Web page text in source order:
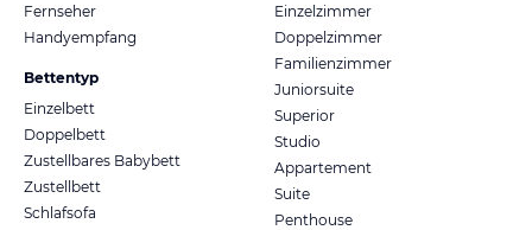
Fernseher
Handyempfang
Bettentyp
Einzelbett
Doppelbett
Zustellbares Babybett
Zustellbett
Schlafsofa
Einzelzimmer
Doppelzimmer
Familienzimmer
Juniorsuite
Superior
Studio
Appartement
Suite
Penthouse